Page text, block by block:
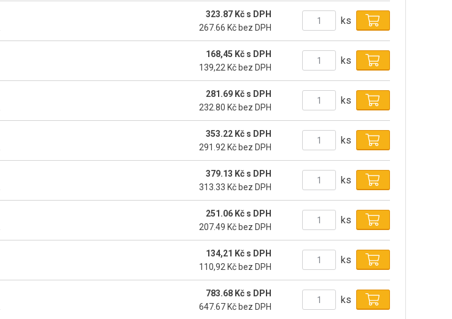
323.87 Kč s DPH
267.66 Kč bez DPH
ks
168,45 Kč s DPH
139,22 Kč bez DPH
ks
281.69 Kč s DPH
232.80 Kč bez DPH
ks
353.22 Kč s DPH
291.92 Kč bez DPH
ks
379.13 Kč s DPH
313.33 Kč bez DPH
ks
251.06 Kč s DPH
207.49 Kč bez DPH
ks
134,21 Kč s DPH
110,92 Kč bez DPH
ks
783.68 Kč s DPH
647.67 Kč bez DPH
ks